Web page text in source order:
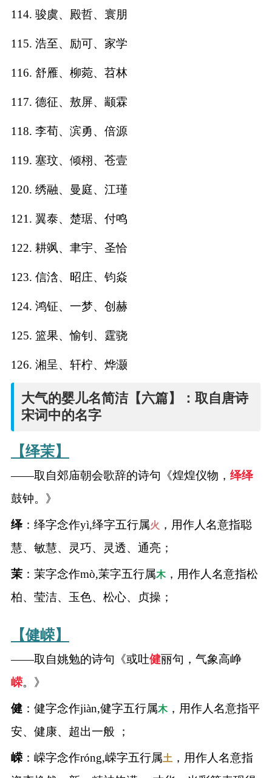
114. 骏虞、殿哲、寰朋
115. 浩至、励可、家学
116. 舒雁、柳菀、苕林
117. 德征、敖屏、颛霖
118. 李荀、滨勇、倍源
119. 塞玟、倾栩、苍壹
120. 绣融、曼庭、江瑾
121. 翼泰、楚琚、付鸣
122. 耕飒、聿宇、圣恰
123. 信浛、昭庄、钧焱
124. 鸿钲、一梦、创赫
125. 篮果、愉钊、霆骁
126. 湘呈、轩柠、烨灏
大气的婴儿名简洁【六篇】：取自唐诗
宋词中的名字
【绎茉】
——取自郊庙朝会歌辞的诗句《煌煌仪物， 绎绎
鼓钟。》
绎：绎字念作yì,绎字五行属火 ，用作人名意指聪
慧、敏慧、灵巧、灵透、通亮；
茉：茉字念作mò,茉字五行属木，用作人名意指松
柏、莹洁、玉色、松心、贞操；
【健嵘】
——取自姚勉的诗句《或吐健丽句，气象高峥
嵘。》
健：健字念作jiàn,健字五行属木，用作人名意指平
安、健康、超出一般 ；
嵘：嵘字念作róng,嵘字五行属土 ，用作人名意指